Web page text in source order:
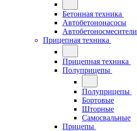
Бетонная техника
Автобетононасосы
Автобетоносмесители
Прицепная техника
Прицепная техника
Полуприцепы
Полуприцепы
Бортовые
Шторные
Самосвальные
Прицепы